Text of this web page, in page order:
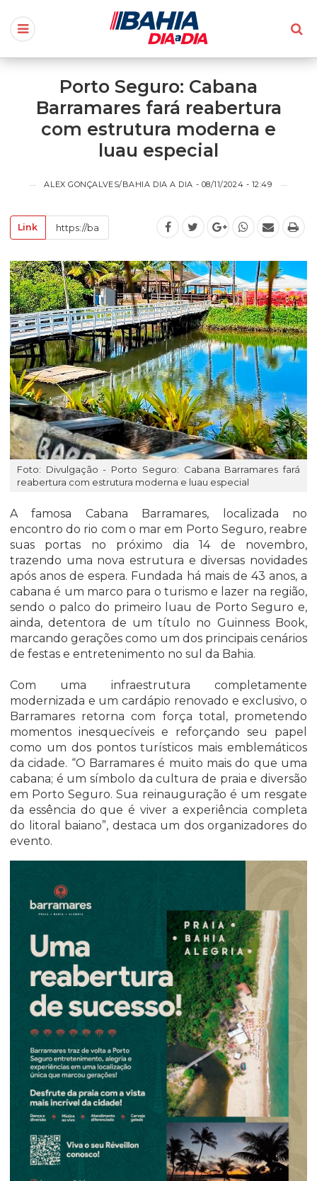
Porto Seguro: Cabana
Barramares fará reabertura
com estrutura moderna e
luau especial
ALEX GONÇALVES/BAHIA DIA A DIA - 08/11/2024 - 12:49
Link
Foto: Divulgação - Porto Seguro: Cabana Barramares fará
reabertura com estrutura moderna e luau especial
A famosa Cabana Barramares, localizada no
encontro do rio com o mar em Porto Seguro, reabre
suas portas no próximo dia 14 de novembro,
trazendo uma nova estrutura e diversas novidades
após anos de espera. Fundada há mais de 43 anos, a
cabana é um marco para o turismo e lazer na região,
sendo o palco do primeiro luau de Porto Seguro e,
ainda, detentora de um título no Guinness Book,
marcando gerações como um dos principais cenários
de festas e entretenimento no sul da Bahia.
Com uma infraestrutura completamente
modernizada e um cardápio renovado e exclusivo, o
Barramares retorna com força total, prometendo
momentos inesquecíveis e reforçando seu papel
como um dos pontos turísticos mais emblemáticos
da cidade. “O Barramares é muito mais do que uma
cabana; é um símbolo da cultura de praia e diversão
em Porto Seguro. Sua reinauguração é um resgate
da essência do que é viver a experiência completa
do litoral baiano”, destaca um dos organizadores do
evento.